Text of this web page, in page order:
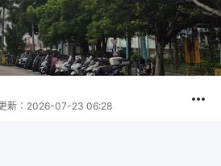
新： 2026-07-23 06:28